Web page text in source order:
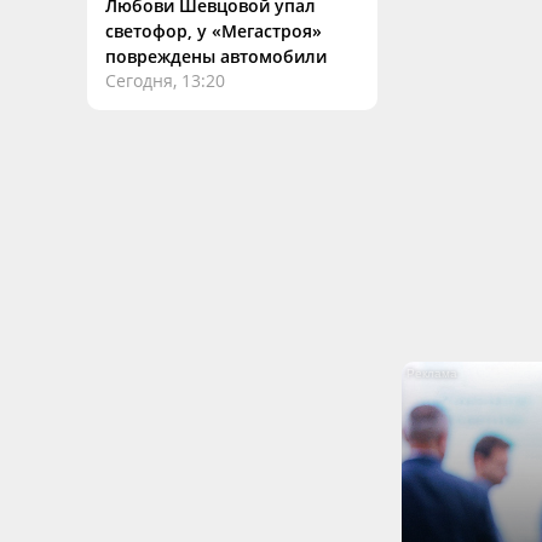
Любови Шевцовой упал
светофор, у «Мегастроя»
повреждены автомобили
Сегодня, 13:20